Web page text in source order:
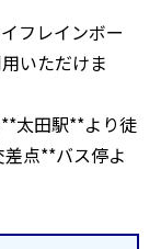
フレインボー
いただけま
太田駅**より徒
点**バス停よ